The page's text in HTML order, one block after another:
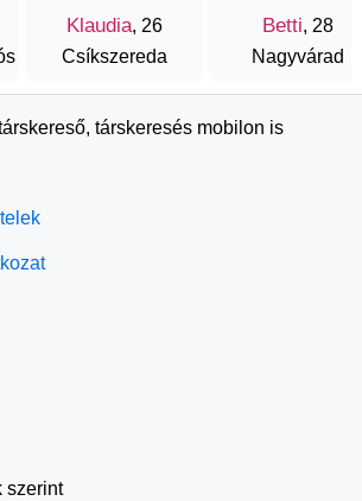
Klaudia, 26
Csíkszereda
Betti, 28
Nagyvárad
társkeresés mobilon is
szerint